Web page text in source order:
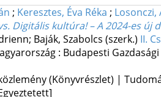
; Keresztes, Éva Réka ; Losonczi,
Digitális kultúra! – A 2024-es új
Baják, Szabolcs (szerk.) II.
: Budapesti
(Könyvrészlet) |